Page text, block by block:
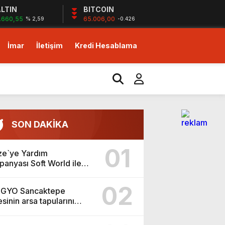
% 2,59
BITCOIN
65.006,00 -0.426
İmar İletişim Kredi Hesablama
Sizlerin desteği ile…
fırsatı!
SON DAKİKA
Yardım
Soft World ile
01
GYO Sancaktepe
arsa tapularını
02